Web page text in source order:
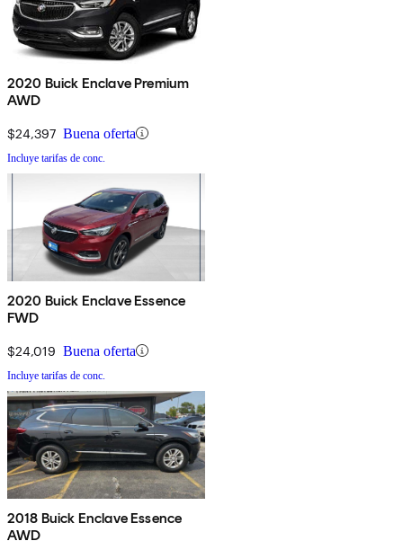
2020 Buick Enclave Premium
AWD
$24,397 Buena oferta
Incluye tarifas de conc.
2020 Buick Enclave Essence
FWD
$24,019 Buena oferta
Incluye tarifas de conc.
2018 Buick Enclave Essence
AWD